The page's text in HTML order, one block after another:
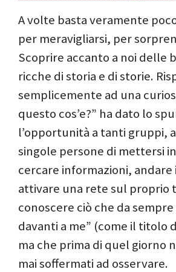
A volte basta veramente
per meravigliarsi, per
Scoprire accanto a noi delle
ricche di storia e di storie.
semplicemente ad una
questo cos’e?” ha dato lo
l’opportunità a tanti gruppi,
singole persone di mettersi
cercare informazioni, andare
attivare una rete sul proprio
conoscere ciò che da
davanti a me” (come il titolo
ma che prima di quel giorno
mai soffermati ad osservare.